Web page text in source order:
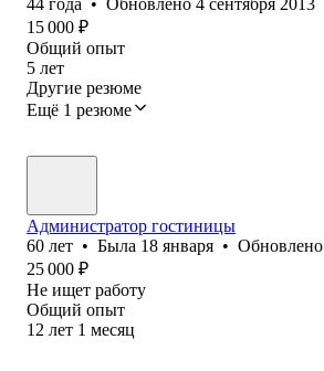
15 000 ₽
Общий опыт
5 лет
Другие резюме
Ещё 1 резюме
Администратор гостиницы
60 лет • Была 18 января • Обновлено
25 000 ₽
Не ищет работу
Общий опыт
12 лет 1 месяц